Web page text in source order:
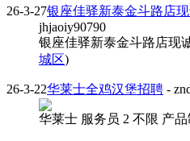
26-3-27银座佳驿新泰金斗路店
jhjaoiy90790
银座佳驿新泰金斗路店现
城区)
26-3-22华莱士全鸡汉堡招聘 -
华莱士 服务员 2 不限 产